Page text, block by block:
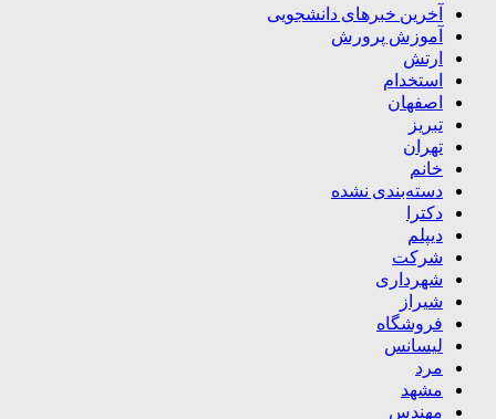
آخرین خبرهای دانشجویی
آموزش پرورش
ارتش
استخدام
اصفهان
تبریز
تهران
خانم
دسته‌بندی نشده
دکترا
دیپلم
شرکت
شهرداری
شیراز
فروشگاه
لیسانس
مرد
مشهد
مهندس